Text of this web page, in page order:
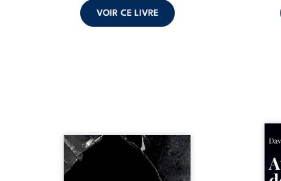
VOIR CE LIVRE
Vingt années d’écriture, de
blessures, d’émotions et de
pensées se rencontrent dans
Né
la